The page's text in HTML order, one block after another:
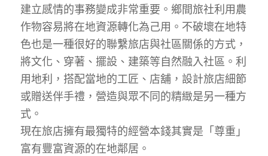
建立感情的事務變成非常重要。鄉間旅社利用農
作物容易將在地資源轉化為己用。不破壞在地特
色也是一種很好的聯繫旅店與社區關係的方式，
將文化、穿著、擺設、建築等自然融入社區。利
用地利，搭配當地的工匠、店舖，設計旅店細節
或贈送伴手禮，營造與眾不同的精緻是另一種方
式。
現在旅店擁有最獨特的經營本錢其實是「尊重」
富有豐富資源的在地鄰居。